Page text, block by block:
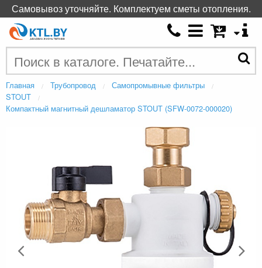
Главная Трубопровод
Самопромывные фильтры
STOUT
Компактный магнитный дешламатор STOUT (SFW-0072-000020)
Самовывоз уточняйте. Комплектуем сметы отопления.